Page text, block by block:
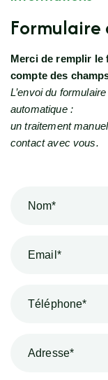
Formulaire
Merci de remplir le
compte des
L’envoi du
automatique :
un traitement
contact avec vous.